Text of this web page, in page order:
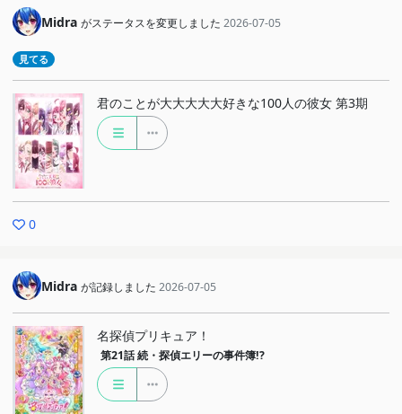
Midra がステータスを変更しました 2026-07-05
見てる
君のことが大大大大大好きな100人の彼女 第3期
0
Midra が記録しました 2026-07-05
名探偵プリキュア！
第21話 続・探偵エリーの事件簿!?